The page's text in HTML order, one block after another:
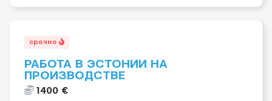
срочно
РАБОТА В ЭСТОНИИ НА
ПРОИЗВОДСТВЕ
1400 €